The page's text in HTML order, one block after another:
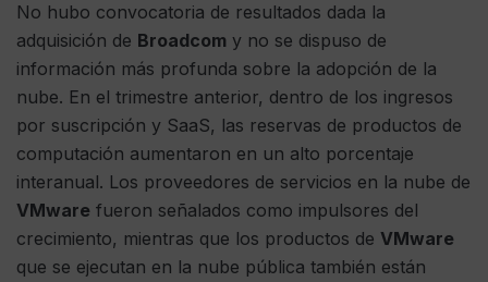
No hubo convocatoria de resultados dada la
adquisición de Broadcom y no se dispuso de
información más profunda sobre la adopción de la
nube. En el trimestre anterior, dentro de los ingresos
por suscripción y SaaS, las reservas de productos de
computación aumentaron en un alto porcentaje
interanual. Los proveedores de servicios en la nube de
VMware fueron señalados como impulsores del
crecimiento, mientras que los productos de VMware
que se ejecutan en la nube pública también están